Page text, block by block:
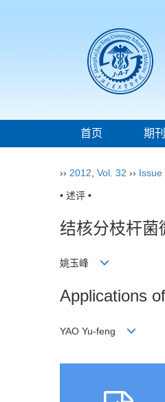
首页 期
›› 2012 Vol. 32 ›› Issue
• 述评 •
结核分枝杆菌
姚玉峰
Applications of
YAO Yu-feng